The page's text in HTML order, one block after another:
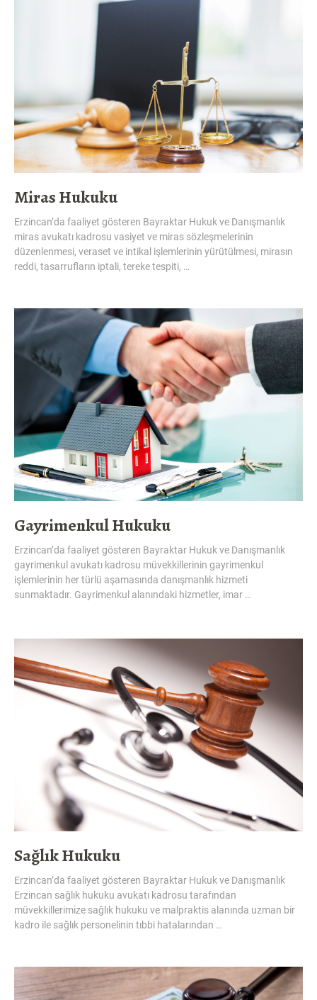
Miras Hukuku
Erzincan’da faaliyet gösteren Bayraktar Hukuk ve Danışmanlık
miras avukatı kadrosu vasiyet ve miras sözleşmelerinin
düzenlenmesi, veraset ve intikal işlemlerinin yürütülmesi, mirasın
reddi, tasarrufların iptali, tereke tespiti, …
Gayrimenkul Hukuku
Erzincan’da faaliyet gösteren Bayraktar Hukuk ve Danışmanlık
gayrimenkul avukatı kadrosu müvekkillerinin gayrimenkul
işlemlerinin her türlü aşamasında danışmanlık hizmeti
sunmaktadır. Gayrimenkul alanındaki hizmetler, imar …
Sağlık Hukuku
Erzincan’da faaliyet gösteren Bayraktar Hukuk ve Danışmanlık
Erzincan sağlık hukuku avukatı kadrosu tarafından
müvekkillerimize sağlık hukuku ve malpraktis alanında uzman bir
kadro ile sağlık personelinin tıbbi hatalarından …